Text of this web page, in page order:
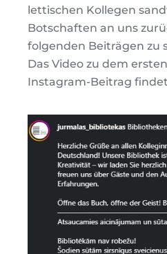
lettischen Kollegen
Botschaften an uns
folgenden Beiträgen zu
Das Video zu dem
Instagram-Beitrag